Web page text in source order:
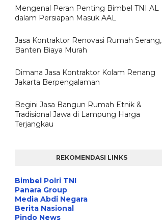
Mengenal Peran Penting Bimbel TNI AL
dalam Persiapan Masuk AAL
Jasa Kontraktor Renovasi Rumah Serang,
Banten Biaya Murah
Dimana Jasa Kontraktor Kolam Renang
Jakarta Berpengalaman
Begini Jasa Bangun Rumah Etnik &
Tradisional Jawa di Lampung Harga
Terjangkau
REKOMENDASI LINKS
Bimbel Polri TNI
Panara Group
Media Abdi Negara
Berita Nasional
Pindo News